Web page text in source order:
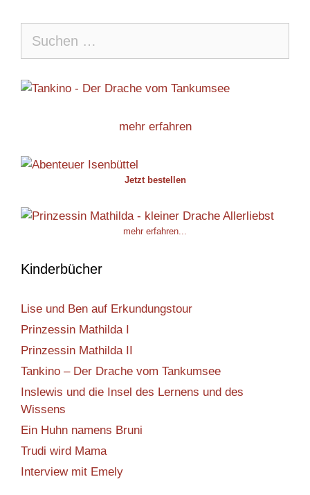
nach:
mehr erfahren
Jetzt bestellen
mehr erfahren...
Kinderbücher
Lise und Ben auf Erkundungstour
Prinzessin Mathilda I
Prinzessin Mathilda II
Tankino – Der Drache vom Tankumsee
Inslewis und die Insel des Lernens und des
Wissens
Ein Huhn namens Bruni
Trudi wird Mama
Interview mit Emely